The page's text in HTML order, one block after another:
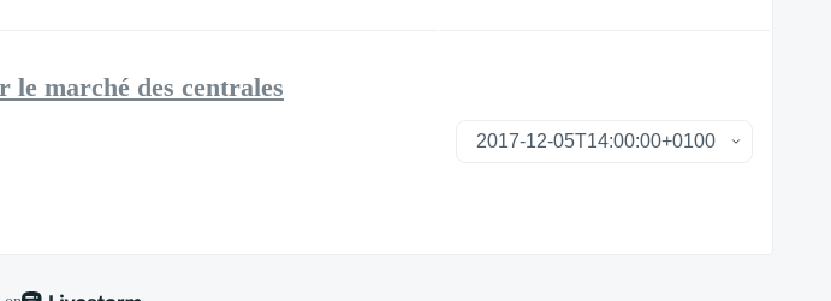
marché des centrales